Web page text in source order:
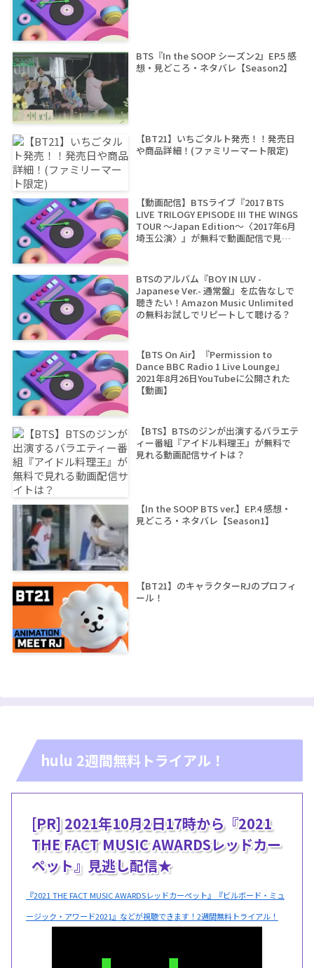
BTS『In the SOOP シーズン2』EP.5 感
想・見どころ・ネタバレ【Season2】
【BT21】いちごタルト発売！！発売日
や商品詳細！(ファミリーマート限定)
【動画配信】BTSライブ『2017 BTS
LIVE TRILOGY EPISODE III THE WINGS
TOUR ～Japan Edition～〈2017年6月
埼玉公演〉』が無料で動画配信で見れ
BTSのアルバム『BOY IN LUV -
Japanese Ver.- 通常盤』を広告なしで
聴きたい！Amazon Music Unlimited
の無料お試しでリピートして聴ける？
【BTS On Air】『Permission to
Dance BBC Radio 1 Live Lounge』
2021年8月26日YouTubeに公開された
【動画】
【BTS】BTSのジンが出演するバラエテ
ィー番組『アイドル料理王』が無料で
見れる動画配信サイトは？
【In the SOOP BTS ver.】EP.4 感想・
見どころ・ネタバレ【Season1】
【BT21】のキャラクターRJのプロフィ
ール！
hulu 2週間無料トライアル！
[PR] 2021年10月2日17時から『2021
THE FACT MUSIC AWARDSレッドカー
ペット』見逃し配信★
『2021 THE FACT MUSIC AWARDSレッドカーペット』『ビルボード・ミュ
ージック・アワード2021』などが視聴できます！2週間無料トライアル！